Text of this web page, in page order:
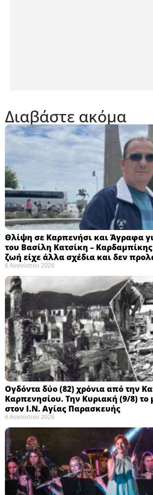
Διαβάστε ακόμα
Θλίψη σε Καρπενήσι και Άγραφα
του Βασίλη Κατσίκη –
ζωή είχε άλλα σχέδια και δεν
6 Αυγούστου 2026
Ογδόντα δύο (82) χρόνια από την
Καρπενησίου. Την Κυριακή (9/8)
στον Ι.Ν. Αγίας Παρασκευής
6 Αυγούστου 2026